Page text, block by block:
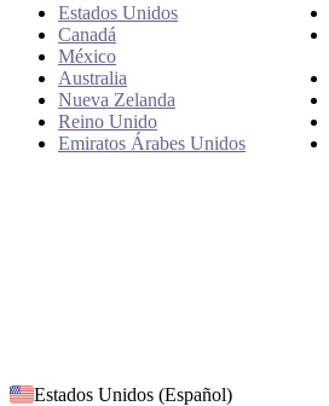
Estados Unidos
Canadá
México
Australia
Nueva Zelanda
Reino Unido
Emiratos Árabes Unidos
Estados Unidos (Español)